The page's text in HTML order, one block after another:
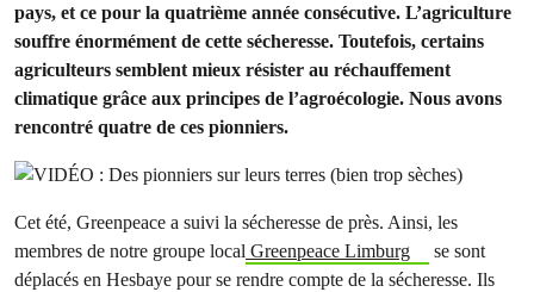
pays, et ce pour la quatrième année consécutive. L’agriculture
souffre énormément de cette sécheresse. Toutefois, certains
agriculteurs semblent mieux résister au réchauffement
climatique grâce aux principes de l’agroécologie. Nous avons
rencontré quatre de ces pionniers.
Cet été, Greenpeace a suivi la sécheresse de près. Ainsi, les
membres de notre groupe local Greenpeace Limburg
se sont
déplacés en Hesbaye pour se rendre compte de la sécheresse. Ils